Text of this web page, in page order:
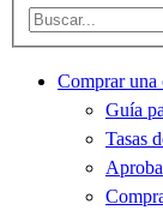
Comprar una
Guía
Tasas